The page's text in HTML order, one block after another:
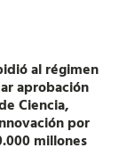
al régimen
aprobación
Ciencia,
por
millones